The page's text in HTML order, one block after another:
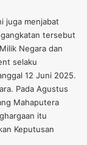
juga menjabat
tersebut
Negara dan
selaku
12 Juni 2025.
Pada Agustus
Mahaputera
itu
Keputusan